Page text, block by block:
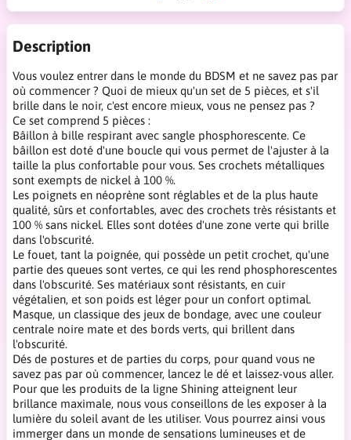
Description
Vous voulez entrer dans le monde du BDSM et ne savez pas par
où commencer ? Quoi de mieux qu'un set de 5 pièces, et s'il
brille dans le noir, c'est encore mieux, vous ne pensez pas ?
Ce set comprend 5 pièces :
Bâillon à bille respirant avec sangle phosphorescente. Ce
bâillon est doté d'une boucle qui vous permet de l'ajuster à la
taille la plus confortable pour vous. Ses crochets métalliques
sont exempts de nickel à 100 %.
Les poignets en néoprène sont réglables et de la plus haute
qualité, sûrs et confortables, avec des crochets très résistants et
100 % sans nickel. Elles sont dotées d'une zone verte qui brille
dans l'obscurité.
Le fouet, tant la poignée, qui possède un petit crochet, qu'une
partie des queues sont vertes, ce qui les rend phosphorescentes
dans l'obscurité. Ses matériaux sont résistants, en cuir
végétalien, et son poids est léger pour un confort optimal.
Masque, un classique des jeux de bondage, avec une couleur
centrale noire mate et des bords verts, qui brillent dans
l'obscurité.
Dés de postures et de parties du corps, pour quand vous ne
savez pas par où commencer, lancez le dé et laissez-vous aller.
Pour que les produits de la ligne Shining atteignent leur
brillance maximale, nous vous conseillons de les exposer à la
lumière du soleil avant de les utiliser. Vous pourrez ainsi vous
immerger dans un monde de sensations lumineuses et de